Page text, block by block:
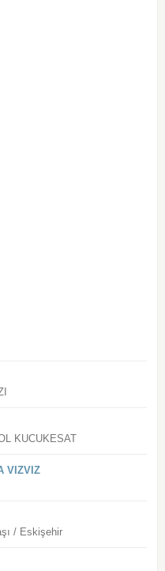
KUCUKESAT
VIZVIZ
/ Eskişehir